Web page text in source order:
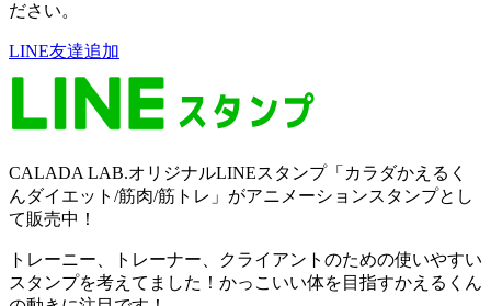
ださい。
LINE友達追加
CALADA LAB.オリジナルLINEスタンプ「カラダかえるく
んダイエット/筋肉/筋トレ」がアニメーションスタンプとし
て販売中！
トレーニー、トレーナー、クライアントのための使いやすい
スタンプを考えてました！かっこいい体を目指すかえるくん